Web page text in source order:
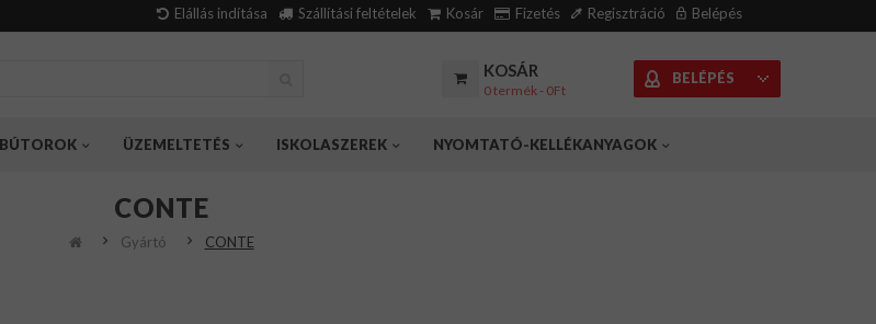
Elállás indítása Szállítási feltételek Kosár Fizetés Regisztráció Belépés
KOSÁR
0 termék - 0Ft
BELÉPÉS
BÚTOROK ÜZEMELTETÉS ISKOLASZEREK NYOMTATÓ-KELLÉKANYAGOK
CONTE
Gyártó CONTE